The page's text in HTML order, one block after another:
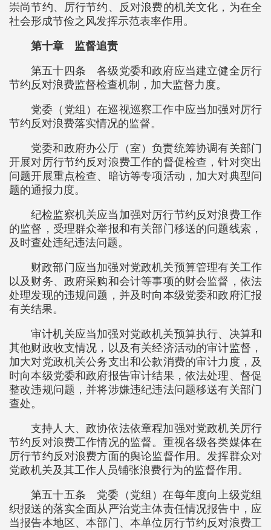
崇尚节约、厉行节约、反对浪费的机关文化，为在全
社会形成节俭之风发挥示范表率作用。
第十章 监督追责
第五十四条 各级党委和政府应当建立健全厉行
节约反对浪费监督检查机制，加大监督力度。
党委（党组）在巡视巡察工作中应当加强对厉行
节约反对浪费落实情况的监督。
党委和政府办公厅（室）负责统筹协调有关部门
开展对厉行节约反对浪费工作的督促检查，针对突出
问题开展重点检查、暗访等专项活动，加大对典型问
题的通报力度。
纪检监察机关应当加强对厉行节约反对浪费工作
的监督，受理群众举报和有关部门移送的问题线索，
及时查处违纪违法问题。
财政部门应当加强对党政机关预算管理有关工作
以及财务、政府采购和会计等事项的财会监督，依法
处理发现的违规问题，并及时向本级党委和政府汇报
有关结果。
审计机关应当加强对党政机关预算执行、决算和
其他财政收支情况，以及有关经济活动的审计监督，
加大对党政机关公务支出和公款消费的审计力度，及
时向本级党委和政府报告审计结果，依法处理、督促
整改违规问题，并将涉嫌违纪违法问题移送有关部门
查处。
支持人大、政协依法依章程加强对党政机关厉行
节约反对浪费工作情况的监督。重视各级各类媒体在
厉行节约反对浪费方面的舆论监督作用。发挥群众对
党政机关及其工作人员铺张浪费行为的监督作用。
第五十五条 党委（党组）在每年度向上级党组
织报送的落实全面从严治党主体责任情况报告中，应
当报告本地区、本部门、本单位厉行节约反对浪费工